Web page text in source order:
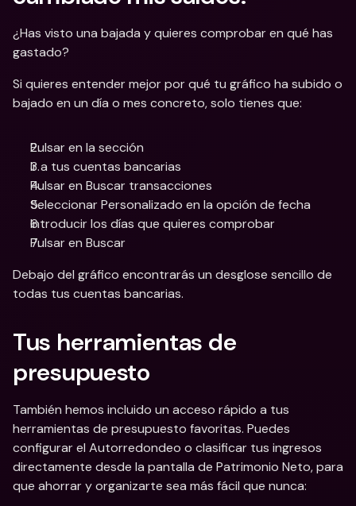
¿Has visto una bajada y quieres comprobar en qué has
gastado?
Si quieres entender mejor por qué tu gráfico ha subido o
bajado en un día o mes concreto, solo tienes que:
Pulsar en la sección
Ir a tus cuentas bancarias
Pulsar en Buscar transacciones
Seleccionar Personalizado en la opción de fecha
Introducir los días que quieres comprobar
Pulsar en Buscar
Debajo del gráfico encontrarás un desglose sencillo de
todas tus cuentas bancarias.
Tus herramientas de
presupuesto
También hemos incluido un acceso rápido a tus
herramientas de presupuesto favoritas. Puedes
configurar el Autorredondeo o clasificar tus ingresos
directamente desde la pantalla de Patrimonio Neto, para
que ahorrar y organizarte sea más fácil que nunca: